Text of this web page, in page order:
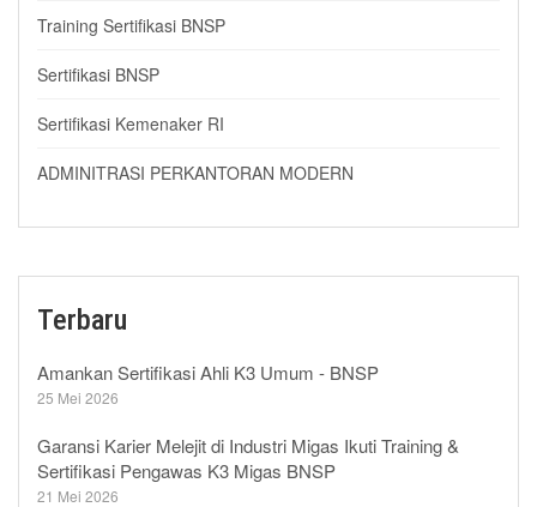
Training Sertifikasi BNSP
Sertifikasi BNSP
Sertifikasi Kemenaker RI
ADMINITRASI PERKANTORAN MODERN
Terbaru
Amankan Sertifikasi Ahli K3 Umum - BNSP
25 Mei 2026
Garansi Karier Melejit di Industri Migas Ikuti Training &
Sertifikasi Pengawas K3 Migas BNSP
21 Mei 2026